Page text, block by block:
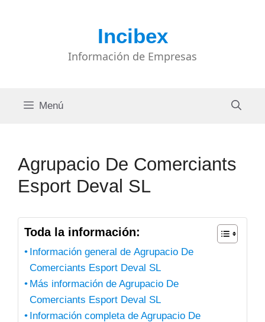
Incibex
Información de Empresas
Menú
Agrupacio De Comerciants
Esport Deval SL
Toda la información:
Información general de Agrupacio De
Comerciants Esport Deval SL
Más información de Agrupacio De
Comerciants Esport Deval SL
Información completa de Agrupacio De